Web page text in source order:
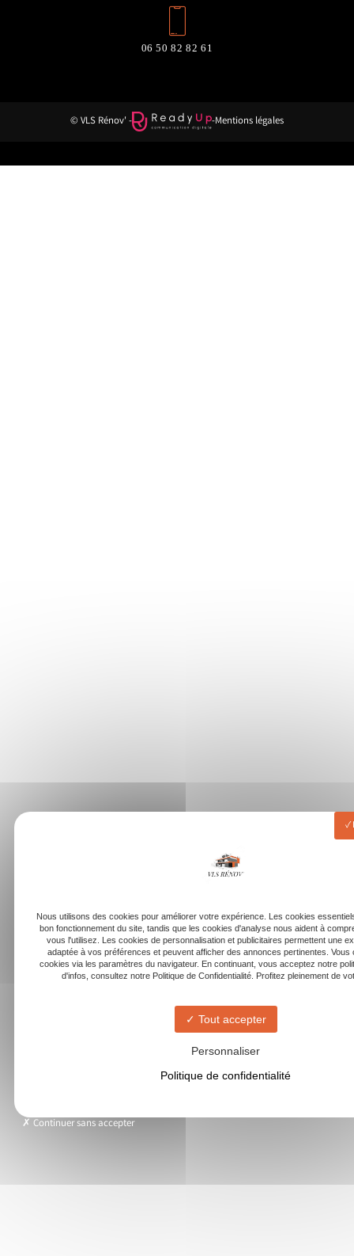
06 50 82 82 61
© VLS Rénov' - -Mentions légales
Nous utilisons des cookies pour améliorer votre expérience. Les cookies
bon fonctionnement du site, tandis que les cookies d'analyse nous aident à
vous l'utilisez. Les cookies de personnalisation et publicitaires permettent une
adaptée à vos préférences et peuvent afficher des annonces pertinentes. Vous
cookies via les paramètres du navigateur. En continuant, vous acceptez notre
d'infos, consultez notre Politique de Confidentialité. Profitez pleinement de
Tout accepter
Personnaliser
Politique de confidentialité
Continuer sans accepter